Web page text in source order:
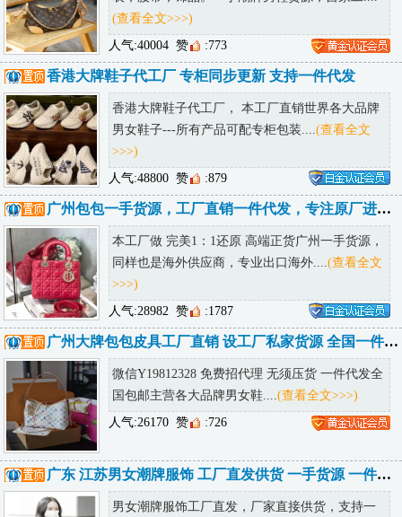
(查看全文>>>)
人气:40004 赞 :773
香港大牌鞋子代工厂 专柜同步更新 支持一件代发
香港大牌鞋子代工厂， 本工厂直销世界各大品牌
男女鞋子---所有产品可配专柜包装....(查看全文
>>>)
人气:48800 赞 :879
广州包包一手货源，工厂直销一件代发，专注原厂进口皮，全国包邮诚招代理
本工厂做 完美1：1还原 高端正货广州一手货源，
同样也是海外供应商，专业出口海外....(查看全文
>>>)
人气:28982 赞 :1787
广州大牌包包皮具工厂直销 设工厂私家货源 全国一件代发诚招代理
微信Y19812328 免费招代理 无须压货 一件代发全
国包邮主营各大品牌男女鞋....(查看全文>>>)
人气:26170 赞 :726
广东 江苏男女潮牌服饰 工厂直发供货 一手货源 一件代发售后无忧
男女潮牌服饰工厂直发，厂家直接供货，支持一